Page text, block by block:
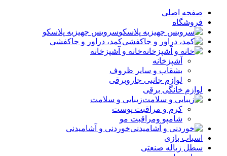
صفحه اصلی
فروشگاه
سرویس جهیزیه پلاسکو
کمد، دراور و جاکفشی
خانه و آشپزخانه
آشپزخانه
بشقاب و سایر ظروف
لوازم جانبی جاروبرقی
لوازم خانگی برقی
زیبایی و سلامت
کرم و مراقبت پوست
شامپو ومراقبت مو
خوردنی و آشامیدنی
اسباب بازی
سطل زباله صنعتی